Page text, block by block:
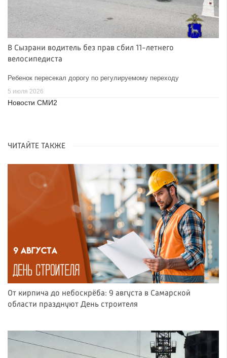
В Сызрани водитель без прав сбил 11-летнего
велосипедиста
Ребенок пересекал дорогу по регулируемому переходу
5 июля 2026
Новости СМИ2
ЧИТАЙТЕ ТАКЖЕ
От кирпича до небоскрёба: 9 августа в Самарской
области празднуют День строителя